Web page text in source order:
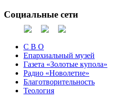
Социальные сети
С В О
Епархиальный музей
Газета «Золотые купола»
Радио «Новолетие»
Благотворительность
Теология